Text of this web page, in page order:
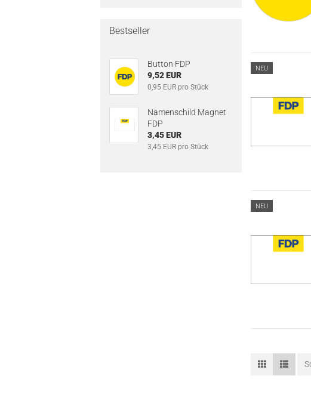
NEU
NEU
Bestseller
Button FDP
9,52 EUR
0,95 EUR pro Stück
Namenschild Magnet
FDP
3,45 EUR
3,45 EUR pro Stück